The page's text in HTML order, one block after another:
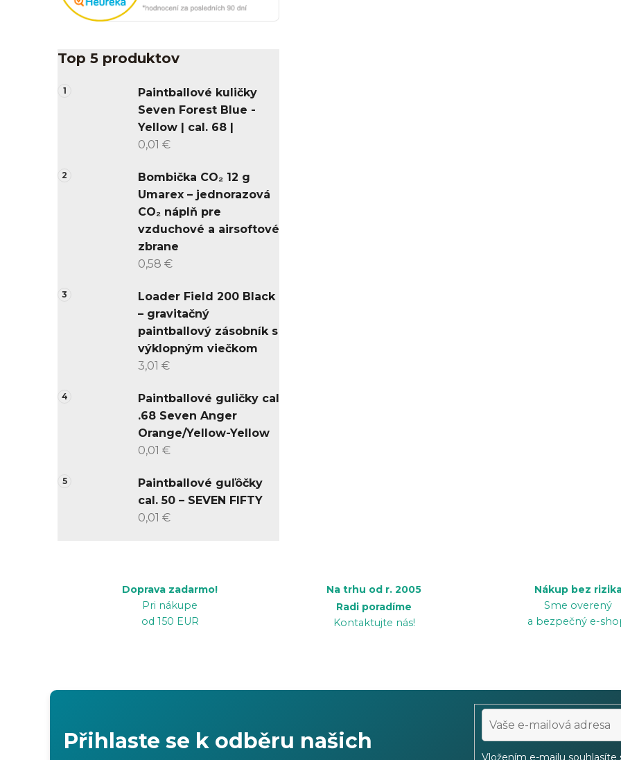
Top 5 produktov
Paintballové kuličky
Seven Forest Blue -
Yellow | cal. 68 |
0,01 €
Bombička CO₂ 12 g
Umarex – jednorazová
CO₂ náplň pre
vzduchové a airsoftové
zbrane
0,58 €
Loader Field 200 Black
– gravitačný
paintballový zásobník s
výklopným viečkom
3,01 €
Paintballové guličky cal
.68 Seven Anger
Orange/Yellow-Yellow
0,01 €
Paintballové guľôčky
cal. 50 – SEVEN FIFTY
0,01 €
Doprava zadarmo!
Pri nákupe
od 150 EUR
Na trhu od r. 2005
Radi poradíme
Kontaktujte nás!
Nákup bez
Sme overený
a bezpečný e-
Přihlaste se k odběru našich
Vložením e-mailu souhlasíte